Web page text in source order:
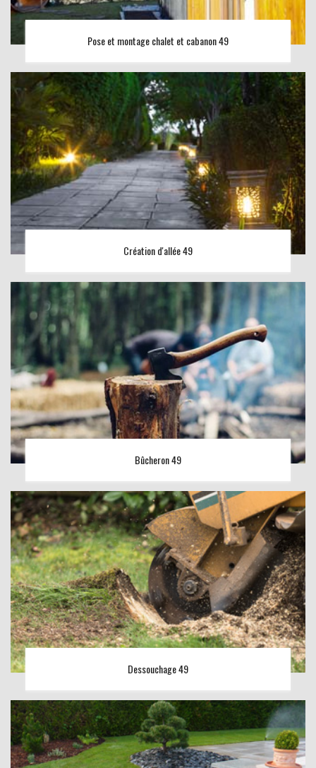
Pose et montage chalet et cabanon 49
Création d'allée 49
Bûcheron 49
Dessouchage 49